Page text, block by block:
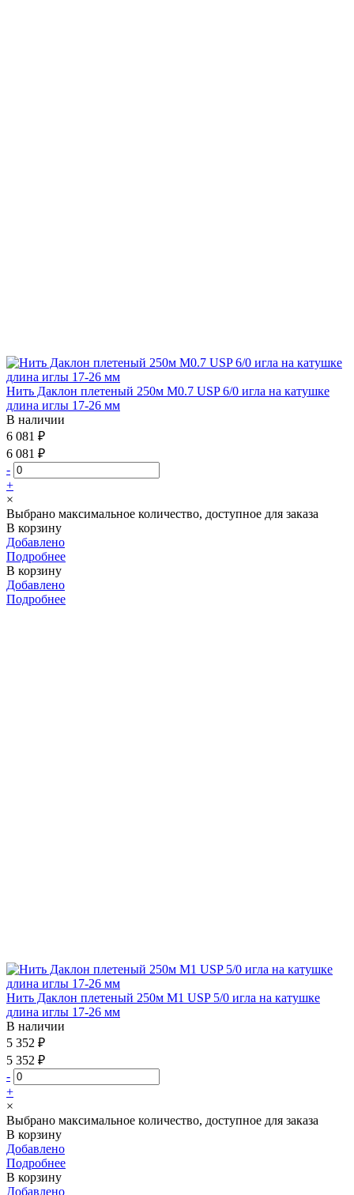
Нить Даклон плетеный 250м М0.7 USP 6/0 игла на катушке
длина иглы 17-26 мм
В наличии
6 081 ₽
6 081 ₽
-
+
×
Выбрано максимальное количество, доступное для заказа
В корзину
Добавлено
Подробнее
В корзину
Добавлено
Подробнее
Нить Даклон плетеный 250м М1 USP 5/0 игла на катушке
длина иглы 17-26 мм
В наличии
5 352 ₽
5 352 ₽
-
+
×
Выбрано максимальное количество, доступное для заказа
В корзину
Добавлено
Подробнее
В корзину
Добавлено